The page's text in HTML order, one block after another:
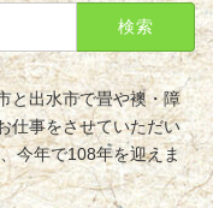
と出水市で畳や襖・障
仕事をさせていただい
今年で108年を迎えま